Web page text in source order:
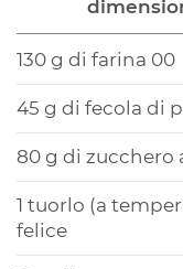
130 g di farina 00
45 g di fecola di
80 g di zucchero
1 tuorlo (a
felice